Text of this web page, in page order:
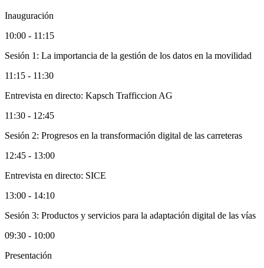
Inauguración
10:00 - 11:15
Sesión 1: La importancia de la gestión de los datos en la movilidad
11:15 - 11:30
Entrevista en directo: Kapsch Trafficcion AG
11:30 - 12:45
Sesión 2: Progresos en la transformación digital de las carreteras
12:45 - 13:00
Entrevista en directo: SICE
13:00 - 14:10
Sesión 3: Productos y servicios para la adaptación digital de las vías
09:30 - 10:00
Presentación